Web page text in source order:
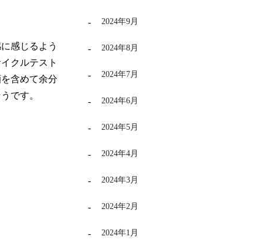
感じるよう
クルテスト
含めて余分
です。
2024年9月
2024年8月
2024年7月
2024年6月
2024年5月
2024年4月
2024年3月
2024年2月
2024年1月